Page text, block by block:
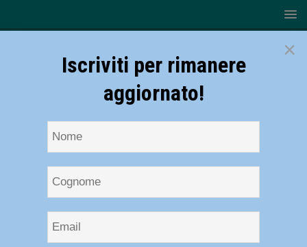
×
Iscriviti per rimanere
aggiornato!